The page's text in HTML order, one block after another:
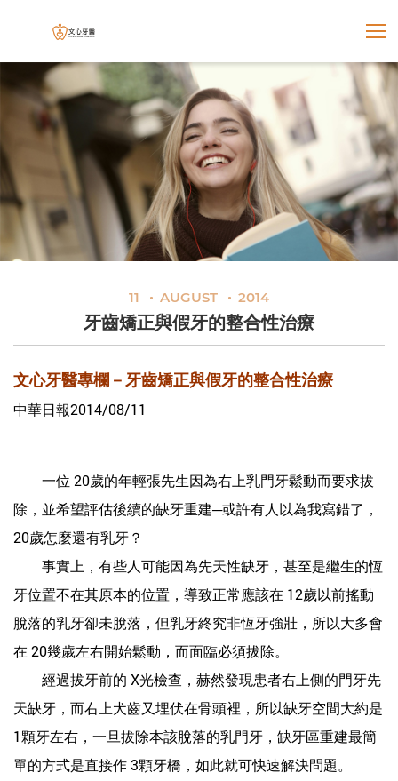
文心牙醫聯合診所
展開
11 AUGUST 2014
牙齒矯正與假牙的整合性治療
文心牙醫專欄－牙齒矯正與假牙的整合性治療
中華日報2014/08/11
一位 20歲的年輕張先生因為右上乳門牙鬆動而要求拔
除，並希望評估後續的缺牙重建─或許有人以為我寫錯了，
20歲怎麼還有乳牙？
事實上，有些人可能因為先天性缺牙，甚至是繼生的恆
牙位置不在其原本的位置，導致正常應該在 12歲以前搖動
脫落的乳牙卻未脫落，但乳牙終究非恆牙強壯，所以大多會
在 20幾歲左右開始鬆動，而面臨必須拔除。
經過拔牙前的 X光檢查，赫然發現患者右上側的門牙先
天缺牙，而右上犬齒又埋伏在骨頭裡，所以缺牙空間大約是
1顆牙左右，一旦拔除本該脫落的乳門牙，缺牙區重建最簡
單的方式是直接作 3顆牙橋，如此就可快速解決問題。